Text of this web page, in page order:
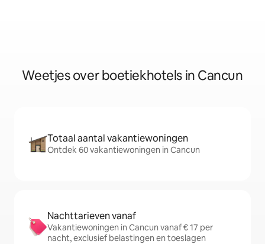
Weetjes over boetiekhotels in Cancun
Totaal aantal vakantiewoningen
Ontdek 60 vakantiewoningen in Cancun
Nachttarieven vanaf
Vakantiewoningen in Cancun vanaf € 17 per
nacht, exclusief belastingen en toeslagen